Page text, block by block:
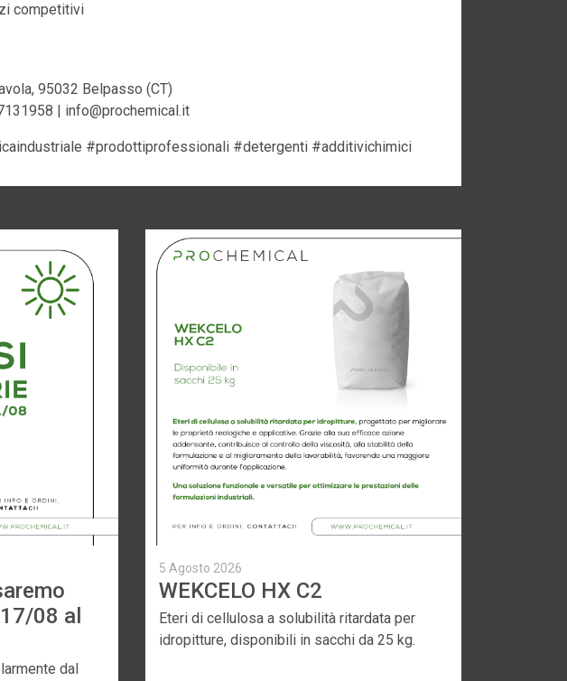
competitivi
95032 Belpasso (CT)
| info@prochemical.it
#prodottiprofessionali #detergenti #additivichimici
08 al
dal
5 Agosto 2026
WEKCELO HX C2
Eteri di cellulosa a solubilità ritardata per
idropitture, disponibili in sacchi da 25 kg.